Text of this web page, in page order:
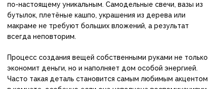
по-настоящему уникальным. Самодельные свечи, вазы из
бутылок, плетёные кашпо, украшения из дерева или
макраме не требуют больших вложений, а результат
всегда неповторим.
Процесс создания вещей собственными руками не только
экономит деньги, но и наполняет дом особой энергией.
Часто такая деталь становится самым любимым акцентом